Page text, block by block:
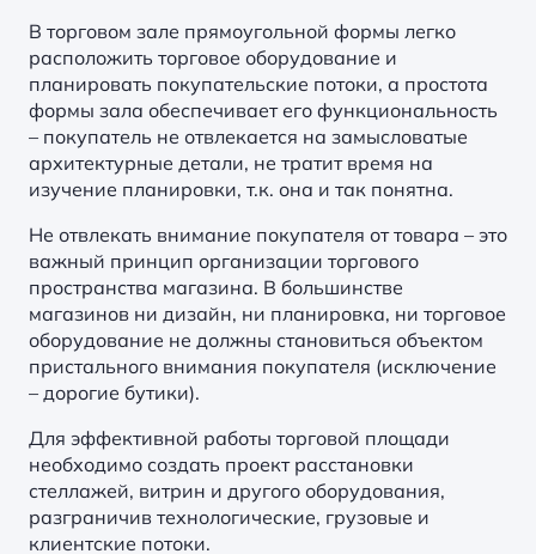
В торговом зале прямоугольной формы легко
расположить торговое оборудование и
планировать покупательские потоки, а простота
формы зала обеспечивает его функциональность
– покупатель не отвлекается на замысловатые
архитектурные детали, не тратит время на
изучение планировки, т.к. она и так понятна.
Не отвлекать внимание покупателя от товара – это
важный принцип организации торгового
пространства магазина. В большинстве
магазинов ни дизайн, ни планировка, ни торговое
оборудование не должны становиться объектом
пристального внимания покупателя (исключение
– дорогие бутики).
Для эффективной работы торговой площади
необходимо создать проект расстановки
стеллажей, витрин и другого оборудования,
разграничив технологические, грузовые и
клиентские потоки.